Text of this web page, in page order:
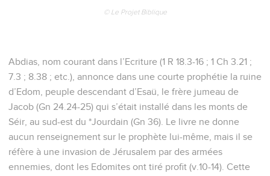
© Le Projet Biblique
Abdias, nom courant dans l’Ecriture (1 R 18.3-16 ; 1 Ch 3.21 ;
7.3 ; 8.38 ; etc.), annonce dans une courte prophétie la ruine
d’Edom, peuple descendant d’Esaü, le frère jumeau de
Jacob (Gn 24.24-25) qui s’était installé dans les monts de
Séir, au sud-est du *Jourdain (Gn 36). Le livre ne donne
aucun renseignement sur le prophète lui-même, mais il se
réfère à une invasion de Jérusalem par des armées
ennemies, dont les Edomites ont tiré profit (v.10-14). Cette